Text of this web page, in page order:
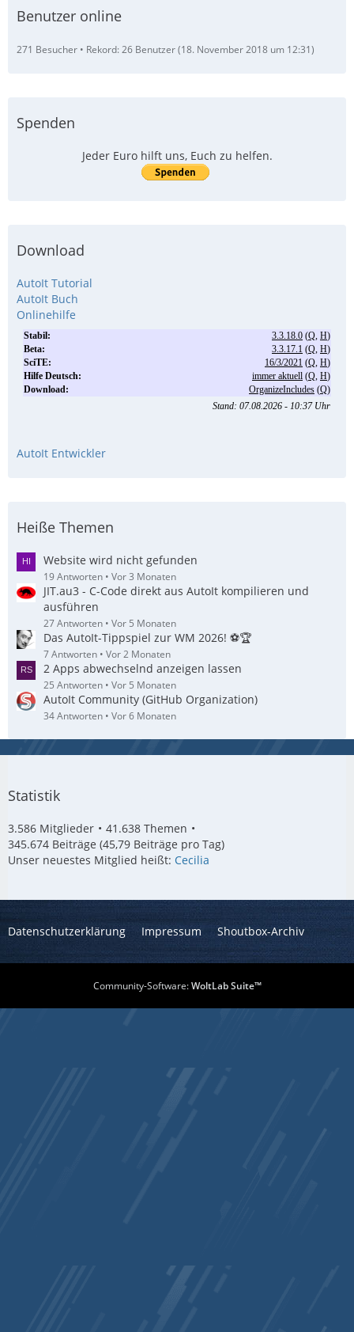
Benutzer online
271 Besucher Rekord: 26 Benutzer (18. November 2018 um 12:31)
Spenden
Jeder Euro hilft uns, Euch zu helfen.
Download
AutoIt Tutorial
AutoIt Buch
Onlinehilfe
AutoIt Entwickler
Heiße Themen
Website wird nicht gefunden
19 Antworten Vor 3 Monaten
JIT.au3 - C-Code direkt aus AutoIt kompilieren und
ausführen
27 Antworten Vor 5 Monaten
Das AutoIt-Tippspiel zur WM 2026! ⚽🏆
7 Antworten Vor 2 Monaten
2 Apps abwechselnd anzeigen lassen
25 Antworten Vor 5 Monaten
AutoIt Community (GitHub Organization)
34 Antworten Vor 6 Monaten
Statistik
3.586 Mitglieder
41.638 Themen
345.674 Beiträge (45,79 Beiträge pro Tag)
Unser neuestes Mitglied heißt: Cecilia
Datenschutzerklärung Impressum Shoutbox-Archiv
Community-Software:WoltLab Suite™